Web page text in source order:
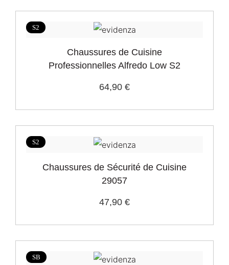
S2
Chaussures de Cuisine
Professionnelles Alfredo Low S2
64,90 €
S2
Chaussures de Sécurité de Cuisine
29057
47,90 €
SB